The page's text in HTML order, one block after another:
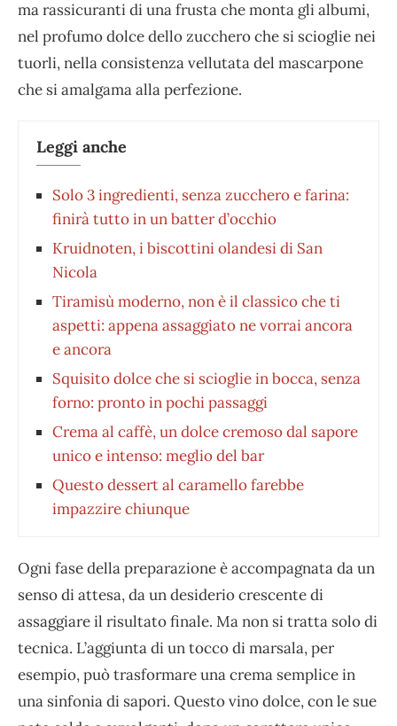
ma rassicuranti di una frusta che monta gli albumi,
nel profumo dolce dello zucchero che si scioglie nei
tuorli, nella consistenza vellutata del mascarpone
che si amalgama alla perfezione.
Leggi anche
Solo 3 ingredienti, senza zucchero e farina:
finirà tutto in un batter d’occhio
Kruidnoten, i biscottini olandesi di San
Nicola
Tiramisù moderno, non è il classico che ti
aspetti: appena assaggiato ne vorrai ancora
e ancora
Squisito dolce che si scioglie in bocca, senza
forno: pronto in pochi passaggi
Crema al caffè, un dolce cremoso dal sapore
unico e intenso: meglio del bar
Questo dessert al caramello farebbe
impazzire chiunque
Ogni fase della preparazione è accompagnata da un
senso di attesa, da un desiderio crescente di
assaggiare il risultato finale. Ma non si tratta solo di
tecnica. L’aggiunta di un tocco di marsala, per
esempio, può trasformare una crema semplice in
una sinfonia di sapori. Questo vino dolce, con le sue